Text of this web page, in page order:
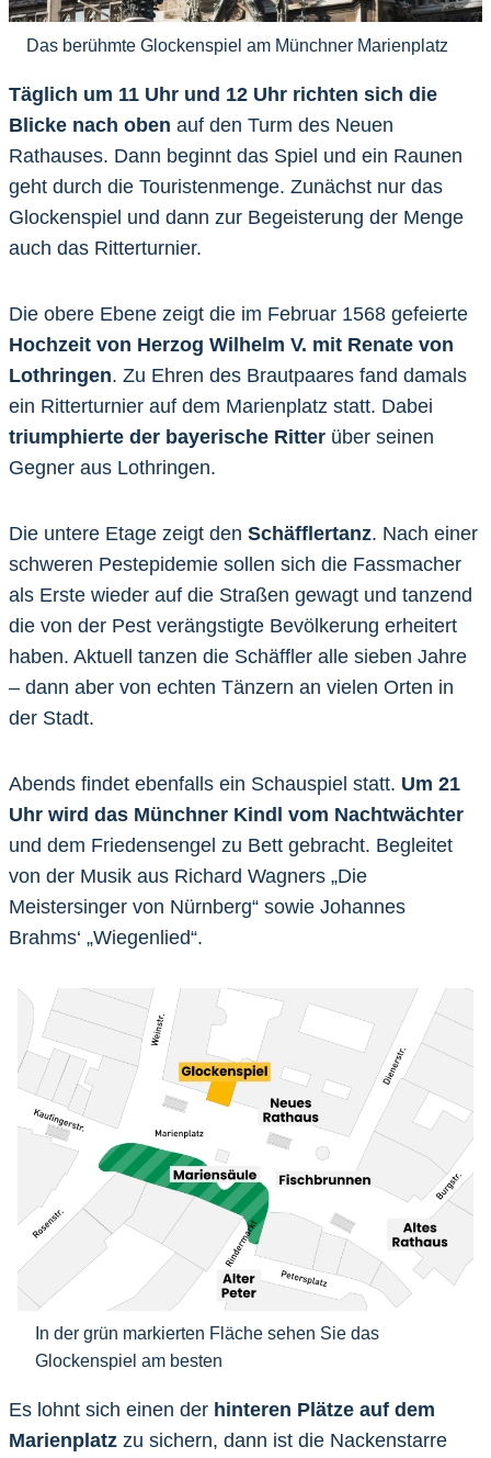
Das berühmte Glockenspiel am Münchner Marienplatz
Täglich um 11 Uhr und 12 Uhr richten sich die
Blicke nach oben auf den Turm des Neuen
Rathauses. Dann beginnt das Spiel und ein Raunen
geht durch die Touristenmenge. Zunächst nur das
Glockenspiel und dann zur Begeisterung der Menge
auch das Ritterturnier.
Die obere Ebene zeigt die im Februar 1568 gefeierte
Hochzeit von Herzog Wilhelm V. mit Renate von
Lothringen. Zu Ehren des Brautpaares fand damals
ein Ritterturnier auf dem Marienplatz statt. Dabei
triumphierte der bayerische Ritter über seinen
Gegner aus Lothringen.
Die untere Etage zeigt den Schäfflertanz. Nach einer
schweren Pestepidemie sollen sich die Fassmacher
als Erste wieder auf die Straßen gewagt und tanzend
die von der Pest verängstigte Bevölkerung erheitert
haben. Aktuell tanzen die Schäffler alle sieben Jahre
– dann aber von echten Tänzern an vielen Orten in
der Stadt.
Abends findet ebenfalls ein Schauspiel statt. Um 21
Uhr wird das Münchner Kindl vom Nachtwächter
und dem Friedensengel zu Bett gebracht. Begleitet
von der Musik aus Richard Wagners „Die
Meistersinger von Nürnberg“ sowie Johannes
Brahms‘ „Wiegenlied“.
In der grün markierten Fläche sehen Sie das
Glockenspiel am besten
Es lohnt sich einen der hinteren Plätze auf dem
Marienplatz zu sichern, dann ist die Nackenstarre